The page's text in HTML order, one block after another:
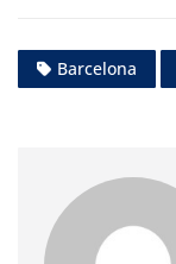
Barcelona